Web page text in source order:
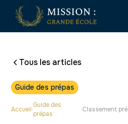
Tous les articles
Guide des prépas
Accueil›
Guide des
prépas
›